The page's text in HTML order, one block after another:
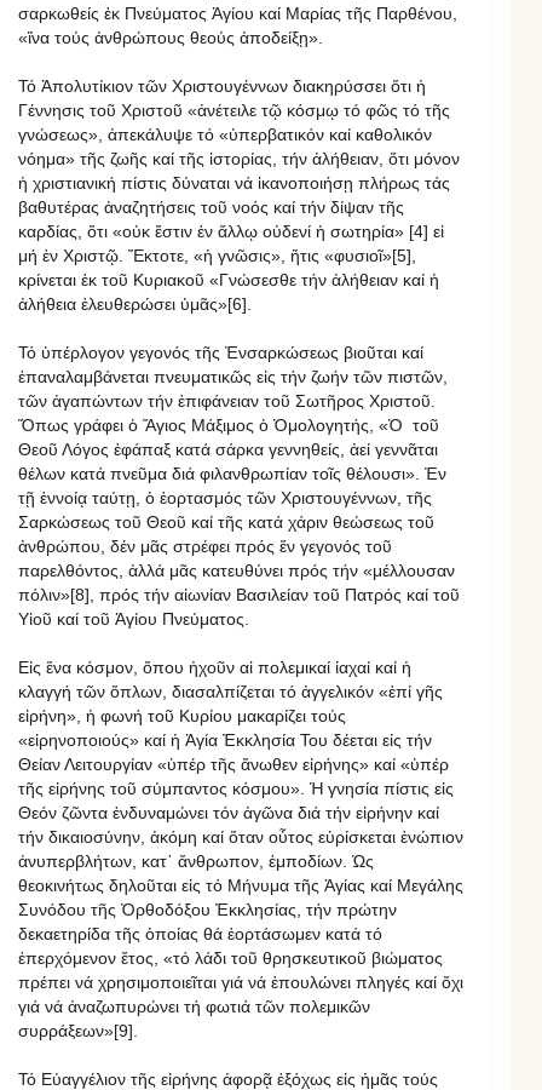
σαρκωθείς ἐκ Πνεύματος Ἁγίου καί Μαρίας τῆς Παρθένου,
«ἵνα τούς ἀνθρώπους θεούς ἀποδείξῃ».
Τό Ἀπολυτίκιον τῶν Χριστουγέννων διακηρύσσει ὅτι ἡ
Γέννησις τοῦ Χριστοῦ «ἀνέτειλε τῷ κόσμῳ τό φῶς τό τῆς
γνώσεως», ἀπεκάλυψε τό «ὑπερβατικόν καί καθολικόν
νόημα» τῆς ζωῆς καί τῆς ἱστορίας, τήν ἀλήθειαν, ὅτι μόνον
ἡ χριστιανική πίστις δύναται νά ἱκανοποιήσῃ πλήρως τάς
βαθυτέρας ἀναζητήσεις τοῦ νοός καί τήν δίψαν τῆς
καρδίας, ὅτι «οὐκ ἔστιν ἐν ἄλλῳ οὐδενί ἡ σωτηρία» [4] εἰ
μή ἐν Χριστῷ. Ἔκτοτε, «ἡ γνῶσις», ἥτις «φυσιοῖ»[5],
κρίνεται ἐκ τοῦ Κυριακοῦ «Γνώσεσθε τήν ἀλήθειαν καί ἡ
ἀλήθεια ἐλευθερώσει ὑμᾶς»[6].
Τό ὑπέρλογον γεγονός τῆς Ἐνσαρκώσεως βιοῦται καί
ἐπαναλαμβάνεται πνευματικῶς εἰς τήν ζωήν τῶν πιστῶν,
τῶν ἀγαπώντων τήν ἐπιφάνειαν τοῦ Σωτῆρος Χριστοῦ.
Ὅπως γράφει ὁ Ἅγιος Μάξιμος ὁ Ὁμολογητής, «Ὁ τοῦ
Θεοῦ Λόγος ἐφάπαξ κατά σάρκα γεννηθείς, ἀεί γεννᾶται
θέλων κατά πνεῦμα διά φιλανθρωπίαν τοῖς θέλουσι». Ἐν
τῇ ἐννοίᾳ ταύτῃ, ὁ ἑορτασμός τῶν Χριστουγέννων, τῆς
Σαρκώσεως τοῦ Θεοῦ καί τῆς κατά χάριν θεώσεως τοῦ
ἀνθρώπου, δέν μᾶς στρέφει πρός ἕν γεγονός τοῦ
παρελθόντος, ἀλλά μᾶς κατευθύνει πρός τήν «μέλλουσαν
πόλιν»[8], πρός τήν αἰωνίαν Βασιλείαν τοῦ Πατρός καί τοῦ
Υἱοῦ καί τοῦ Ἁγίου Πνεύματος.
Εἰς ἕνα κόσμον, ὅπου ἠχοῦν αἱ πολεμικαί ἰαχαί καί ἡ
κλαγγή τῶν ὅπλων, διασαλπίζεται τό ἀγγελικόν «ἐπί γῆς
εἰρήνη», ἡ φωνή τοῦ Κυρίου μακαρίζει τούς
«εἰρηνοποιούς» καί ἡ Ἁγία Ἐκκλησία Του δέεται εἰς τήν
Θείαν Λειτουργίαν «ὑπέρ τῆς ἄνωθεν εἰρήνης» καί «ὑπέρ
τῆς εἰρήνης τοῦ σύμπαντος κόσμου». Ἡ γνησία πίστις εἰς
Θεόν ζῶντα ἐνδυναμώνει τόν ἀγῶνα διά τήν εἰρήνην καί
τήν δικαιοσύνην, ἀκόμη καί ὅταν οὗτος εὑρίσκεται ἐνώπιον
ἀνυπερβλήτων, κατ᾿ ἄνθρωπον, ἐμποδίων. Ὡς
θεοκινήτως δηλοῦται εἰς τό Μήνυμα τῆς Ἁγίας καί Μεγάλης
Συνόδου τῆς Ὀρθοδόξου Ἐκκλησίας, τήν πρώτην
δεκαετηρίδα τῆς ὁποίας θά ἑορτάσωμεν κατά τό
ἐπερχόμενον ἔτος, «τό λάδι τοῦ θρησκευτικοῦ βιώματος
πρέπει νά χρησιμοποιεῖται γιά νά ἐπουλώνει πληγές καί ὄχι
γιά νά ἀναζωπυρώνει τή φωτιά τῶν πολεμικῶν
συρράξεων»[9].
Τό Εὐαγγέλιον τῆς εἰρήνης ἀφορᾷ ἐξόχως εἰς ἡμᾶς τούς